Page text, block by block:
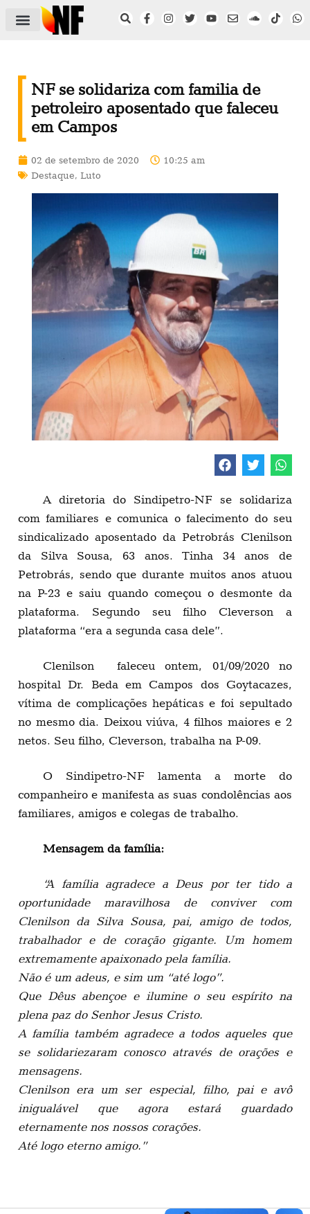
NF se solidariza com familia de
petroleiro aposentado que faleceu
em Campos
02 de setembro de 2020
10:25 am
Destaque, Luto
A diretoria do Sindipetro-NF se solidariza
com familiares e comunica o falecimento do seu
sindicalizado aposentado da Petrobrás Clenilson
da Silva Sousa, 63 anos. Tinha 34 anos de
Petrobrás, sendo que durante muitos anos atuou
na P-23 e saiu quando começou o desmonte da
plataforma. Segundo seu filho Cleverson a
plataforma “era a segunda casa dele”.
Clenilson faleceu ontem, 01/09/2020 no
hospital Dr. Beda em Campos dos Goytacazes,
vítima de complicações hepáticas e foi sepultado
no mesmo dia. Deixou viúva, 4 filhos maiores e 2
netos. Seu filho, Cleverson, trabalha na P-09.
O Sindipetro-NF lamenta a morte do
companheiro e manifesta as suas condolências aos
familiares, amigos e colegas de trabalho.
Mensagem da família:
“A família agradece a Deus por ter tido a
oportunidade maravilhosa de conviver com
Clenilson da Silva Sousa, pai, amigo de todos,
trabalhador e de coração gigante. Um homem
extremamente apaixonado pela família.
Não é um adeus, e sim um “até logo”.
Que Dêus abençoe e ilumine o seu espírito na
plena paz do Senhor Jesus Cristo.
A família também agradece a todos aqueles que
se solidariezaram conosco através de orações e
mensagens.
Clenilson era um ser especial, filho, pai e avô
inigualável que agora estará guardado
eternamente nos nossos corações.
Até logo eterno amigo.”